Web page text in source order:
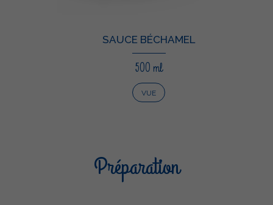
SAUCE BÉCHAMEL
500 ml
VUE
Préparation